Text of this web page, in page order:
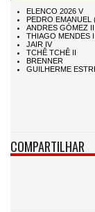
COMPARTILHAR